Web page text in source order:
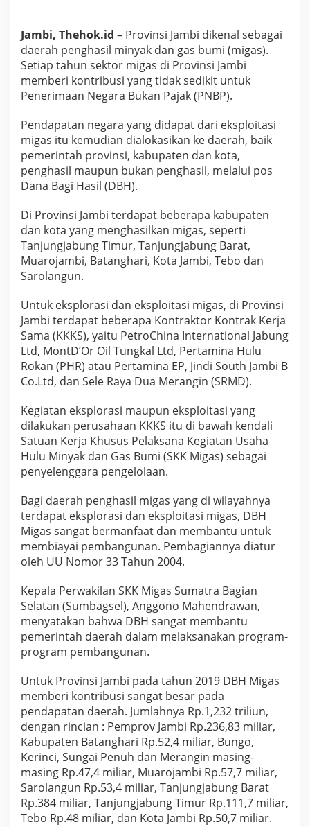
R
a
k
y
a
t
a
m
b
,
D
e
r
a
h
B
a
n
P
e
n
g
h
a
i
l
J
g
a
a
p
t
B
a
i
n
Jambi, Thehok.id – Provinsi Jambi dikenal sebagai
daerah penghasil minyak dan gas bumi (migas).
Setiap tahun sektor migas di Provinsi Jambi
memberi kontribusi yang tidak sedikit untuk
Penerimaan Negara Bukan Pajak (PNBP).
Pendapatan negara yang didapat dari eksploitasi
migas itu kemudian dialokasikan ke daerah, baik
pemerintah provinsi, kabupaten dan kota,
penghasil maupun bukan penghasil, melalui pos
Dana Bagi Hasil (DBH).
Di Provinsi Jambi terdapat beberapa kabupaten
dan kota yang menghasilkan migas, seperti
Tanjungjabung Timur, Tanjungjabung Barat,
Muarojambi, Batanghari, Kota Jambi, Tebo dan
Sarolangun.
Untuk eksplorasi dan eksploitasi migas, di Provinsi
Jambi terdapat beberapa Kontraktor Kontrak Kerja
Sama (KKKS), yaitu PetroChina International Jabung
Ltd, MontD’Or Oil Tungkal Ltd, Pertamina Hulu
Rokan (PHR) atau Pertamina EP, Jindi South Jambi B
Co.Ltd, dan Sele Raya Dua Merangin (SRMD).
Kegiatan eksplorasi maupun eksploitasi yang
dilakukan perusahaan KKKS itu di bawah kendali
Satuan Kerja Khusus Pelaksana Kegiatan Usaha
Hulu Minyak dan Gas Bumi (SKK Migas) sebagai
penyelenggara pengelolaan.
Bagi daerah penghasil migas yang di wilayahnya
terdapat eksplorasi dan eksploitasi migas, DBH
Migas sangat bermanfaat dan membantu untuk
membiayai pembangunan. Pembagiannya diatur
oleh UU Nomor 33 Tahun 2004.
Kepala Perwakilan SKK Migas Sumatra Bagian
Selatan (Sumbagsel), Anggono Mahendrawan,
menyatakan bahwa DBH sangat membantu
pemerintah daerah dalam melaksanakan program-
program pembangunan.
Untuk Provinsi Jambi pada tahun 2019 DBH Migas
memberi kontribusi sangat besar pada
pendapatan daerah. Jumlahnya Rp.1,232 triliun,
dengan rincian : Pemprov Jambi Rp.236,83 miliar,
Kabupaten Batanghari Rp.52,4 miliar, Bungo,
Kerinci, Sungai Penuh dan Merangin masing-
masing Rp.47,4 miliar, Muarojambi Rp.57,7 miliar,
Sarolangun Rp.53,4 miliar, Tanjungjabung Barat
Rp.384 miliar, Tanjungjabung Timur Rp.111,7 miliar,
Tebo Rp.48 miliar, dan Kota Jambi Rp.50,7 miliar.